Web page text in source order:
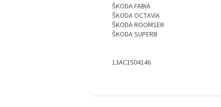
ŠKODA FABIA
ŠKODA OCTAVIA
ŠKODA ROOMSER
ŠKODA SUPERB
13AC1504146